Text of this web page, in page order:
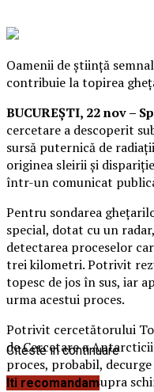
Oamenii de știință
contribuie la topirea
BUCUREȘTI, 22 nov –
cercetare a descoperit
sursă puternică de
originea sleirii și
într-un comunicat
Pentru sondarea
special, dotat cu un
detectarea proceselor
trei kilometri. Potrivit
topesc de jos în sus, iar
urma acestui proces.
Potrivit cercetătorului
de Cercetare a
proces, probabil,
niciun impact asupra
Citeste in continuare
Iti recomandam